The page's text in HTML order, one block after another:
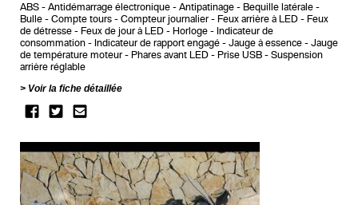
ABS Antidémarrage électronique Antipatinage
Bequille latérale
Bulle
Compte tours Compteur journalier Feux arrière à LED
Feux
de détresse
Feux de jour à LED Horloge
Indicateur de
consommation
Indicateur de rapport engagé Jauge à essence
Jauge
de température moteur
Phares avant LED Prise USB
Suspension
arrière réglable
Voir la fiche détaillée